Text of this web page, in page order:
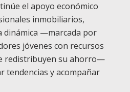
el apoyo económico
inmobiliarios,
dinámica —marcada por
jóvenes con recursos
redistribuyen su ahorro—
tendencias y acompañar